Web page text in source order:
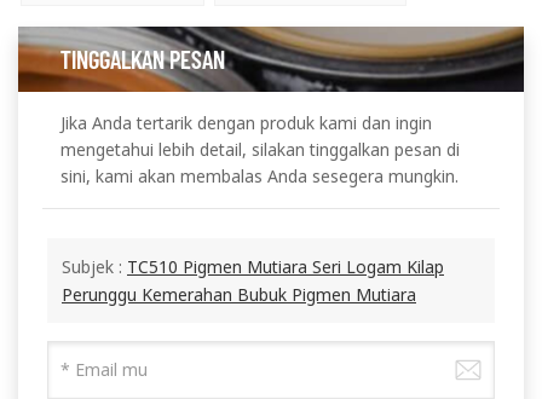
TINGGALKAN PESAN
Jika Anda tertarik dengan produk kami dan ingin
mengetahui lebih detail, silakan tinggalkan pesan di
sini, kami akan membalas Anda sesegera mungkin.
Subjek : TC510 Pigmen Mutiara Seri Logam Kilap
Perunggu Kemerahan Bubuk Pigmen Mutiara